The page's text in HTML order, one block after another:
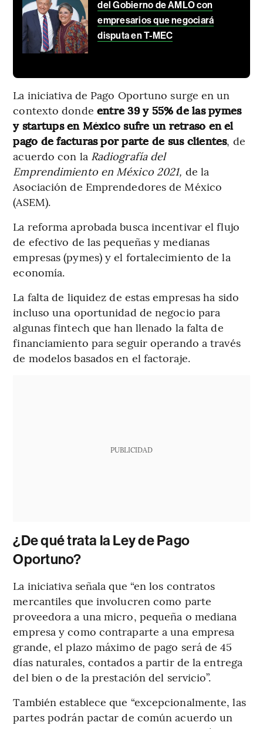
del Gobierno de AMLO con
empresarios que negociará
disputa en T-MEC
La iniciativa de Pago Oportuno surge en un
contexto donde entre 39 y 55% de las pymes
y startups en México sufre un retraso en el
pago de facturas por parte de sus clientes, de
acuerdo con la Radiografía del
Emprendimiento en México 2021, de la
Asociación de Emprendedores de México
(ASEM).
La reforma aprobada busca incentivar el flujo
de efectivo de las pequeñas y medianas
empresas (pymes) y el fortalecimiento de la
economía.
La falta de liquidez de estas empresas ha sido
incluso una oportunidad de negocio para
algunas fintech que han llenado la falta de
financiamiento para seguir operando a través
de modelos basados en el factoraje.
PUBLICIDAD
¿De qué trata la Ley de Pago
Oportuno?
La iniciativa señala que “en los contratos
mercantiles que involucren como parte
proveedora a una micro, pequeña o mediana
empresa y como contraparte a una empresa
grande, el plazo máximo de pago será de 45
días naturales, contados a partir de la entrega
del bien o de la prestación del servicio”.
También establece que “excepcionalmente, las
partes podrán pactar de común acuerdo un